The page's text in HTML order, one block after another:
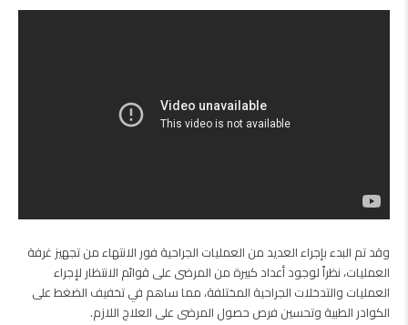
وقد تم البدء بإجراء العديد من العمليات الجراحية فور الانتهاء من تجهيز غرفة
العمليات، نظراً لوجود أعداد كبيرة من المرضى على قوائم الانتظار لإجراء
العمليات والتدخلات الجراحية المختلفة، مما ساهم في تخفيف الضغط على
الكوادر الطبية وتحسين فرص حصول المرضى على العلاج اللازم.